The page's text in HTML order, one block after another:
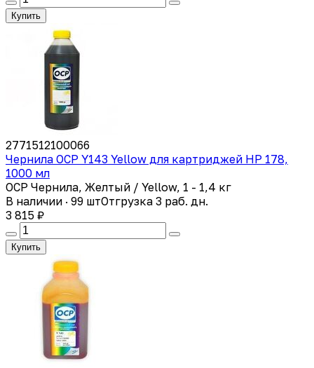
Купить
2771512100066
Чернила OCP Y143 Yellow для картриджей HP 178,
1000 мл
OCP Чернила, Желтый / Yellow, 1 - 1,4 кг
В наличии · 99 штОтгрузка 3 раб. дн.
3 815 ₽
Купить